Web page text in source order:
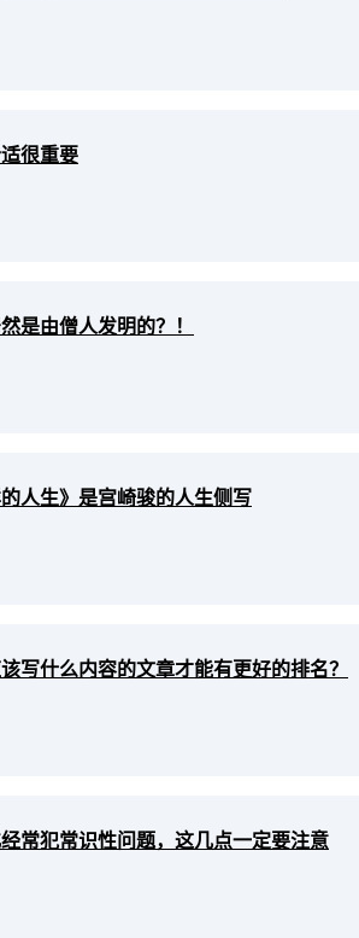
很重要
是由僧人发明的？！
的人生》是宫崎骏的人生侧写
写什么内容的文章才能有更好的排名？
常犯常识性问题，这几点一定要注意